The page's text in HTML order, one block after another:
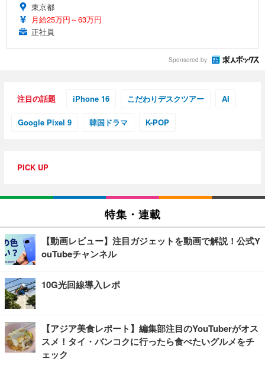
東京都
月給25万円～63万円
正社員
Sponsored by
注目の話題 iPhone 16 こだわりデスクツアー AI
Google Pixel 9 韓国ドラマ K-POP
PICK UP
特集・連載
【動画レビュー】注目ガジェットを動画で解説！公式Y
ouTubeチャンネル
10G光回線導入レポ
【アジア美食レポート】編集部注目のYouTuberがオス
スメ！タイ・バンコクに行ったら食べたいグルメをチ
ェック